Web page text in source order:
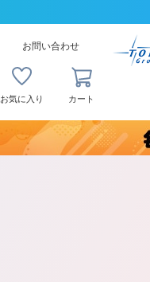
お問い合わせ
お気に入り カート